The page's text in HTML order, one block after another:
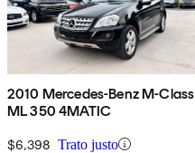
2010 Mercedes-Benz M-Class
ML 350 4MATIC
$6,398 Trato justo